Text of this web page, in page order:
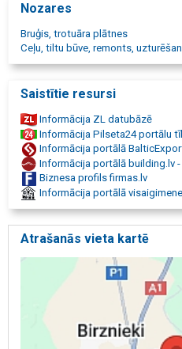
Nozares
Bruģis, trotuāra plātnes
Ceļu, tiltu būve, remonts,
Saistītie resursi
Informācija ZL datubāzē
Informācija Pilseta24 portālu
Informācija portālā
Informācija portālā building.lv
Biznesa profils firmas.lv
Informācija portālā
Atrašanās vieta kartē